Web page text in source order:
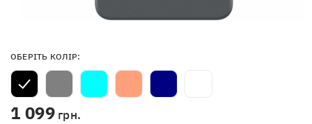
ОБЕРІТЬ КОЛІР:
1 099 грн.